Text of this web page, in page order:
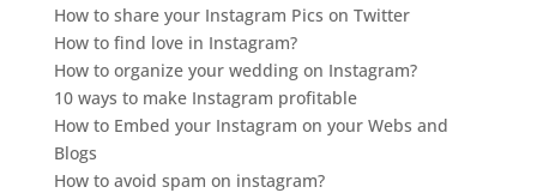
How to share your Instagram Pics on Twitter
How to find love in Instagram?
How to organize your wedding on Instagram?
10 ways to make Instagram profitable
How to Embed your Instagram on your Webs and
Blogs
How to avoid spam on instagram?